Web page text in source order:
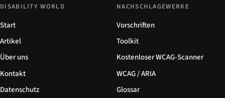
DISABILITY WORLD
Start
Artikel
Über uns
Kontakt
Datenschutz
NACHSCHLAGEWERKE
Vorschriften
Toolkit
Kostenloser WCAG-Scanner
WCAG / ARIA
Glossar